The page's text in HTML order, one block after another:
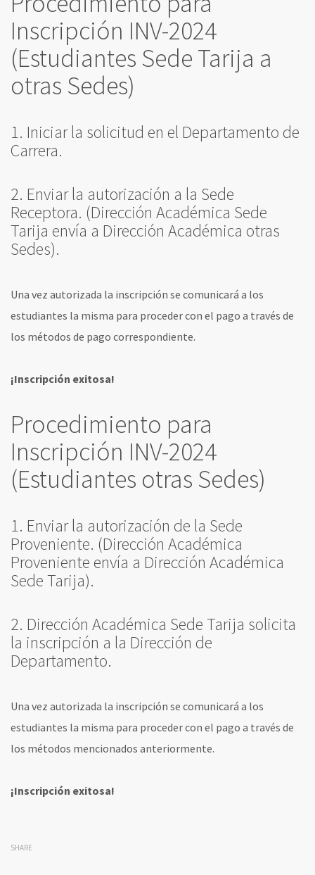
Inscripción INV-2024
(Estudiantes Sede Tarija a
otras Sedes)
1. Iniciar la solicitud en el Departamento de
Carrera.
2. Enviar la autorización a la Sede
Receptora. (Dirección Académica Sede
Tarija envía a Dirección Académica otras
Sedes).
Una vez autorizada la inscripción se comunicará a los
estudiantes la misma para proceder con el pago a través de
los métodos de pago correspondiente.
¡Inscripción exitosa!
Procedimiento para
Inscripción INV-2024
(Estudiantes otras Sedes)
1. Enviar la autorización de la Sede
Proveniente. (Dirección Académica
Proveniente envía a Dirección Académica
Sede Tarija).
2. Dirección Académica Sede Tarija solicita
la inscripción a la Dirección de
Departamento.
Una vez autorizada la inscripción se comunicará a los
estudiantes la misma para proceder con el pago a través de
los métodos mencionados anteriormente.
¡Inscripción exitosa!
SHARE